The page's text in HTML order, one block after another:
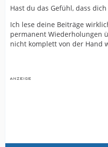
Hast du das Gefühl, dass
Ich lese deine Beiträge
permanent Wiederholungen
nicht komplett von der Hand